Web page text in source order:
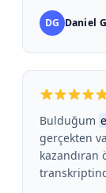
DG Daniel
Bulduğum
gerçekten
kazandıran